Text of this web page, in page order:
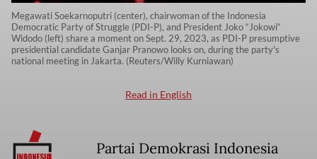
Megawati Soekarnoputri (center), chairwoman of the Indonesia
Democratic Party of Struggle (PDI-P), and President Joko “Jokowi“
Widodo (left) share a moment on Sept. 29, 2023, as PDI-P presumptive
presidential candidate Ganjar Pranowo looks on, during the party's
national meeting in Jakarta. (Reuters/Willy Kurniawan)
Read in English
Partai Demokrasi Indonesia